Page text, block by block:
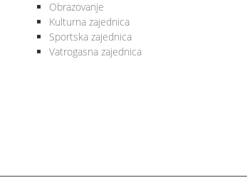
Obrazovanje
Kulturna zajednica
Sportska zajednica
Vatrogasna zajednica